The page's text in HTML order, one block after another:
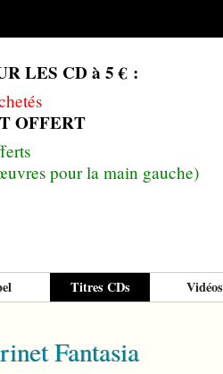
LES CD à 5 € :
OFFERT
pour la main gauche)
Titres CDs Vidéos
Fantasia